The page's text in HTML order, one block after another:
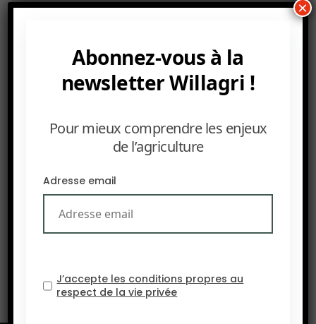
PRÉCEDENT
Le réchauffement climatique entraînerait une chute
Abonnez-vous à la
newsletter Willagri !
Pour mieux comprendre les enjeux
de l’agriculture
Adresse email
J’accepte les conditions propres au
respect de la vie privée
×